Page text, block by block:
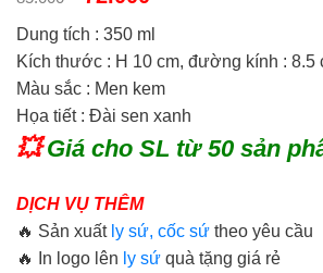
là:
85.000₫.
là:
72.000₫.
Dung tích : 350 ml
Kích thước : H 10 cm, đường kính : 8.5
Màu sắc : Men kem
Họa tiết : Đài sen xanh
💥Giá cho SL từ 50 sản
DỊCH VỤ THÊM
🔥 Sản xuất ly sứ, cốc sứ theo yêu cầu
🔥 In logo lên ly sứ quà tặng giá rẻ